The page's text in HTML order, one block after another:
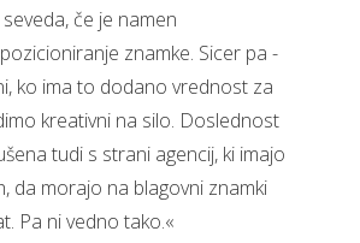
če je namen
znamke. Sicer pa -
ko ima to dodano vrednost za
kreativni na silo. Doslednost
tudi s strani agencij, ki imajo
da morajo na blagovni znamki
Pa ni vedno tako.«